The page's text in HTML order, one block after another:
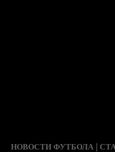
НОВОСТИ ФУТБОЛА |